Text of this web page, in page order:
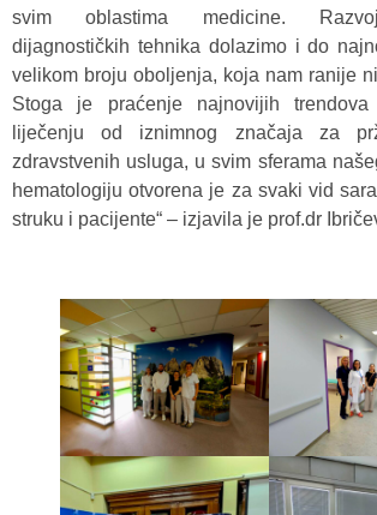
svim oblastima medicine.
dijagnostičkih tehnika dolazimo i do
velikom broju oboljenja, koja nam ranije
Stoga je praćenje najnovijih
liječenju od iznimnog značaja za
zdravstvenih usluga, u svim sferama
hematologiju otvorena je za svaki vid
struku i pacijente“ – izjavila je prof.dr